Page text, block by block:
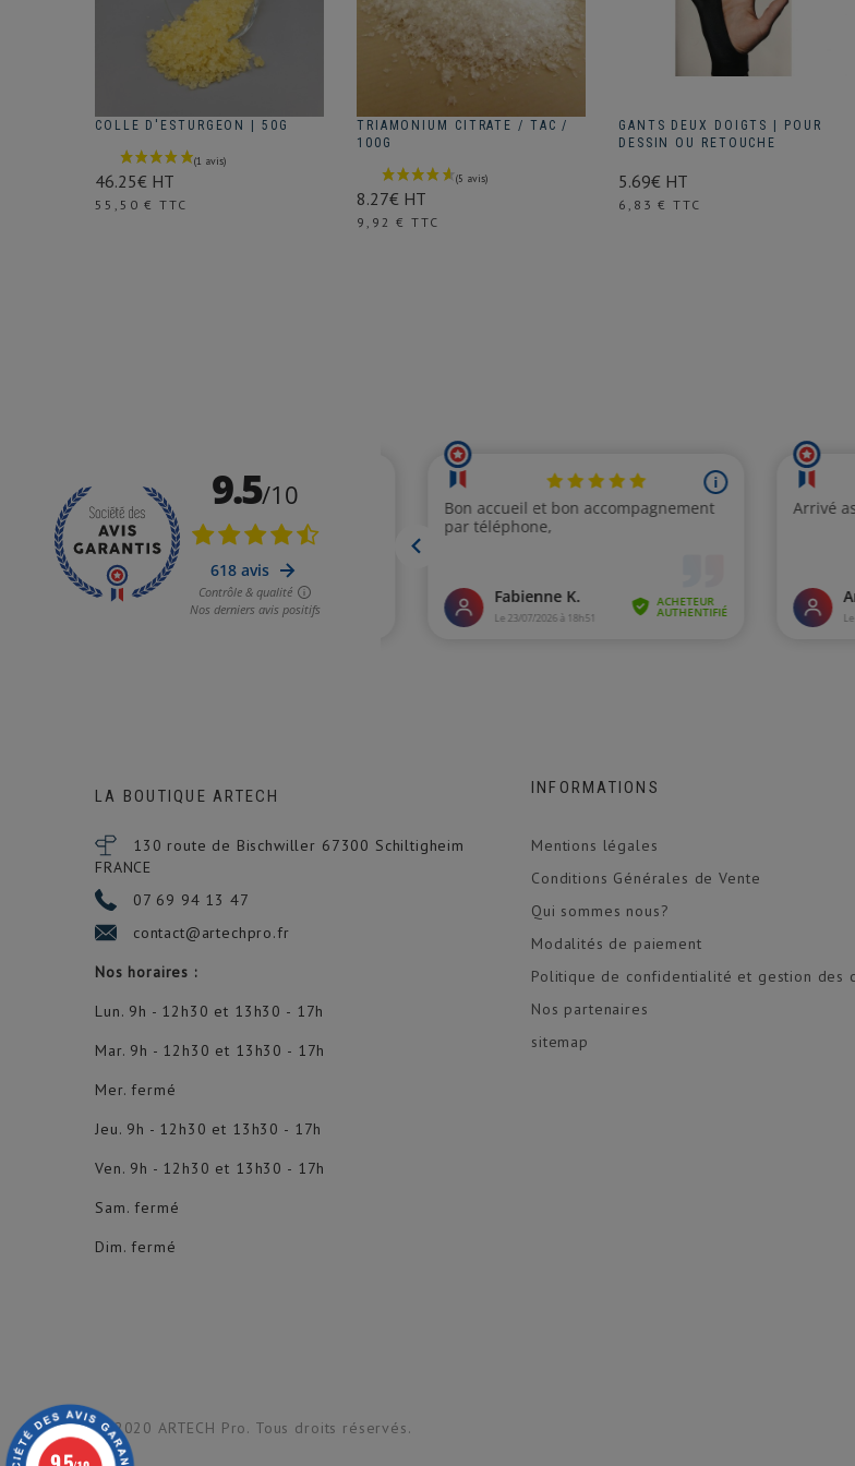
COLLE D'ESTURGEON | 50G
46.25€ HT
Prix
55,50 € TTC
TRIAMONIUM CITRATE / TAC /
100G
8.27€ HT
Prix
9,92 € TTC
GANTS DEUX DOIGTS | POUR
DESSIN OU RETOUCHE
5.69€ HT
Prix
6,83 € TTC
LA BOUTIQUE ARTECH
130 route de Bischwiller 67300 Schiltigheim
FRANCE
07 69 94 13 47
contact@artechpro.fr
Nos horaires :
Lun. 9h - 12h30 et 13h30 - 17h
Mar. 9h - 12h30 et 13h30 - 17h
Mer. fermé
Jeu. 9h - 12h30 et 13h30 - 17h
Ven. 9h - 12h30 et 13h30 - 17h
Sam. fermé
Dim. fermé
INFORMATIONS
Mentions légales
Conditions Générales de Vente
Qui sommes nous?
Modalités de paiement
Politique de confidentialité et gestion des
Nos partenaires
sitemap
© 2020 ARTECH Pro. Tous droits réservés.